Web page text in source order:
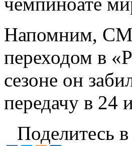
Напомним,
переходом в
сезоне он
передачу в 24
Поделитесь